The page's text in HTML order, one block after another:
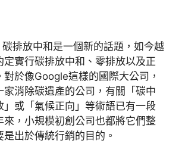
排放中和是一個新的話題，如今越
定實行碳排放中和、零排放以及正
對於像Google這樣的國際大公司，
家消除碳遺產的公司，有關「碳中
」或「氣候正向」等術語已有一段
來，小規模初創公司也都將它們整
出於傳統行銷的目的。